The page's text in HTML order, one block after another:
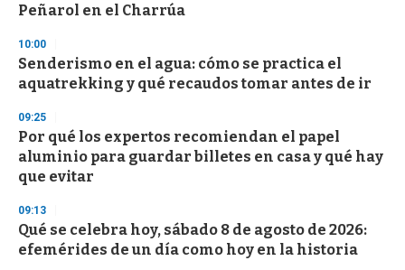
Peñarol en el Charrúa
10:00
Senderismo en el agua: cómo se practica el
aquatrekking y qué recaudos tomar antes de ir
09:25
Por qué los expertos recomiendan el papel
aluminio para guardar billetes en casa y qué hay
que evitar
09:13
Qué se celebra hoy, sábado 8 de agosto de 2026:
efemérides de un día como hoy en la historia